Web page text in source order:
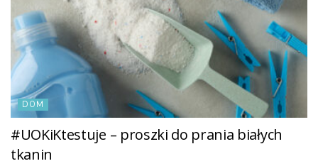
DOM
#UOKiKtestuje – proszki do prania białych
tkanin